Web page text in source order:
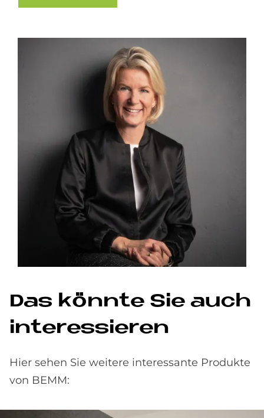
Das könn­te Sie auch
in­ter­es­sie­ren
Hier sehen Sie weitere interessante Produkte
von BEMM: